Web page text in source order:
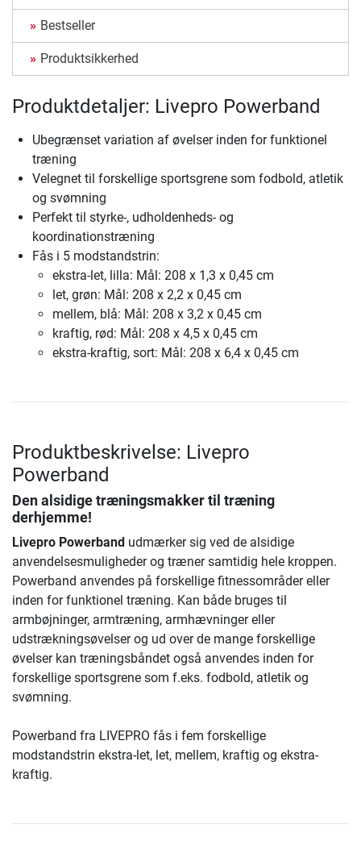
Bestseller
Produktsikkerhed
Produktdetaljer: Livepro Powerband
Ubegrænset variation af øvelser inden for funktionel
træning
Velegnet til forskellige sportsgrene som fodbold, atletik
og svømning
Perfekt til styrke-, udholdenheds- og
koordinationstræning
Fås i 5 modstandstrin:
ekstra-let, lilla: Mål: 208 x 1,3 x 0,45 cm
let, grøn: Mål: 208 x 2,2 x 0,45 cm
mellem, blå: Mål: 208 x 3,2 x 0,45 cm
kraftig, rød: Mål: 208 x 4,5 x 0,45 cm
ekstra-kraftig, sort: Mål: 208 x 6,4 x 0,45 cm
Produktbeskrivelse: Livepro
Powerband
Den alsidige træningsmakker til træning
derhjemme!
Livepro Powerband udmærker sig ved de alsidige
anvendelsesmuligheder og træner samtidig hele kroppen.
Powerband anvendes på forskellige fitnessområder eller
inden for funktionel træning. Kan både bruges til
armbøjninger, armtræning, armhævninger eller
udstrækningsøvelser og ud over de mange forskellige
øvelser kan træningsbåndet også anvendes inden for
forskellige sportsgrene som f.eks. fodbold, atletik og
svømning.
Powerband fra LIVEPRO fås i fem forskellige
modstandstrin ekstra-let, let, mellem, kraftig og ekstra-
kraftig.